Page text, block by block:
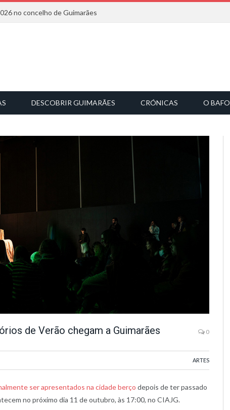
no concelho de Guimarães
DESCOBRIR GUIMARÃES CRÓNICAS O BAFO
de Verão chegam a Guimarães 0
ARTES
ser apresentados na cidade berço depois de ter passado
no próximo dia 11 de outubro, às 17:00, no CIAJG.